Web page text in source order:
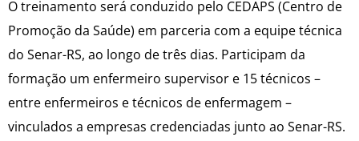
O treinamento será conduzido pelo CEDAPS (Centro de
Promoção da Saúde) em parceria com a equipe técnica
do Senar-RS, ao longo de três dias. Participam da
formação um enfermeiro supervisor e 15 técnicos –
entre enfermeiros e técnicos de enfermagem –
vinculados a empresas credenciadas junto ao Senar-RS.